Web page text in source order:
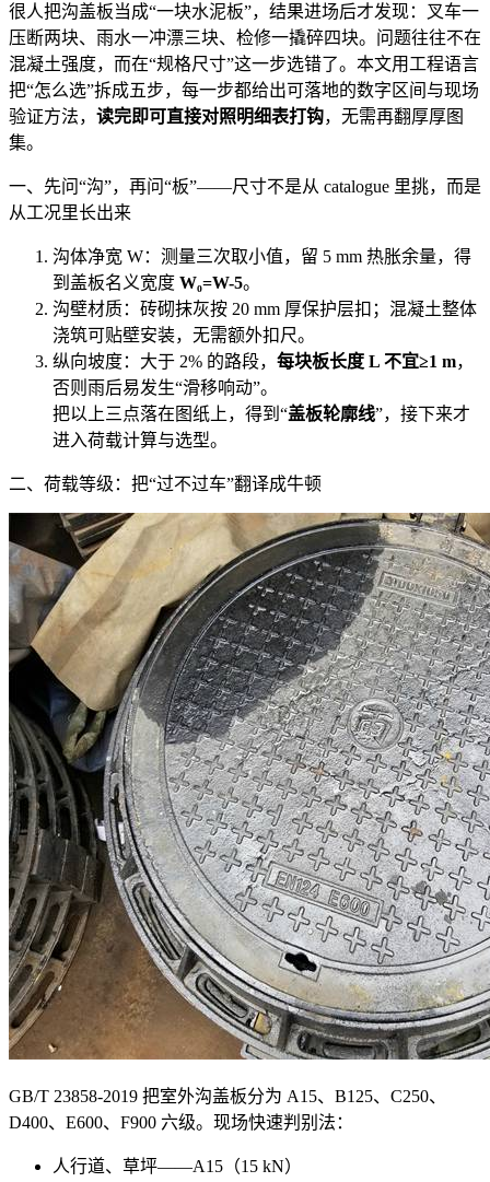
很人把沟盖板当成“一块水泥板”，结果进场后才发现：叉车一
压断两块、雨水一冲漂三块、检修一撬碎四块。问题往往不在
混凝土强度，而在“规格尺寸”这一步选错了。本文用工程语言
把“怎么选”拆成五步，每一步都给出可落地的数字区间与现场
验证方法， 读完即可直接对照明细表打钩，无需再翻厚厚图
集。
一、先问“沟”，再问“板”——尺寸不是从 catalogue 里挑，而是
从工况里长出来
沟体净宽 W：测量三次取小值，留 5 mm 热胀余量，得
到盖板名义宽度 W₀=W-5。
沟壁材质：砖砌抹灰按 20 mm 厚保护层扣；混凝土整体
浇筑可贴壁安装，无需额外扣尺。
纵向坡度：大于 2% 的路段， 每块板长度 L 不宜≥1 m，
否则雨后易发生“滑移响动”。
把以上三点落在图纸上，得到“盖板轮廓线”，接下来才
进入荷载计算与选型。
二、荷载等级：把“过不过车”翻译成牛顿
GB/T 23858-2019 把室外沟盖板分为 A15、B125、C250、
D400、E600、F900 六级。现场快速判别法：
人行道、草坪——A15（15 kN）